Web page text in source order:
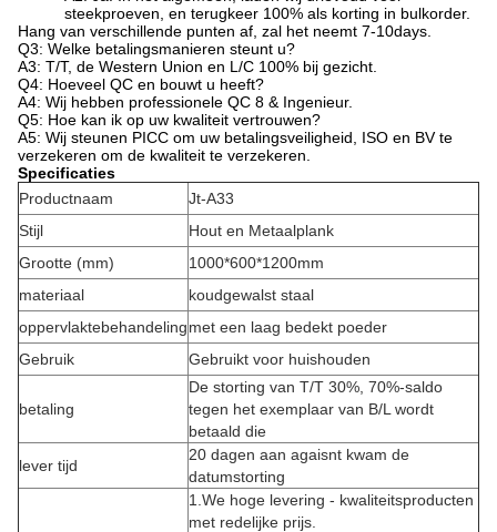
steekproeven, en terugkeer 100% als korting in bulkorder.
Hang van verschillende punten af, zal het neemt 7-10days.
Q3: Welke betalingsmanieren steunt u?
A3: T/T, de Western Union en L/C 100% bij gezicht.
Q4: Hoeveel QC en bouwt u heeft?
A4: Wij hebben professionele QC 8 & Ingenieur.
Q5: Hoe kan ik op uw kwaliteit vertrouwen?
A5: Wij steunen PICC om uw betalingsveiligheid, ISO en BV te
verzekeren om de kwaliteit te verzekeren.
Specificaties
Productnaam
Jt-A33
Stijl
Hout en Metaalplank
Grootte (mm)
1000*600*1200mm
materiaal
koudgewalst staal
oppervlaktebehandelingmet een laag bedekt poeder
Gebruik
Gebruikt voor huishouden
betaling
De storting van T/T 30%, 70%-saldo
tegen het exemplaar van B/L wordt
betaald die
lever tijd
20 dagen aan agaisnt kwam de
datumstorting
1.We hoge levering - kwaliteitsproducten
met redelijke prijs.